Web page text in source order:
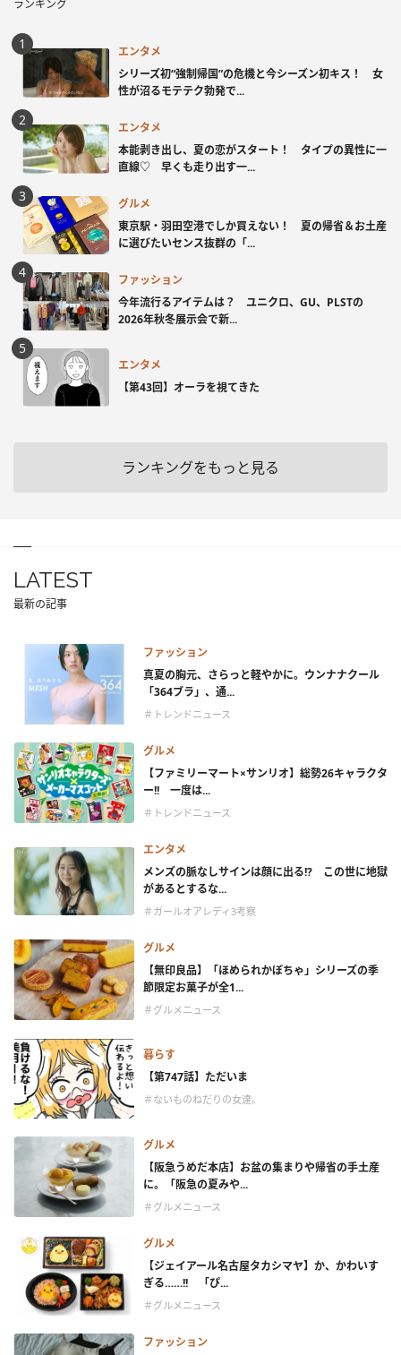
ランキング
エンタメ
シリーズ初“強制帰国”の危機と今シーズン初キス！ 女
性が沼るモテテク勃発で...
エンタメ
本能剥き出し、夏の恋がスタート！ タイプの異性に一
直線♡ 早くも走り出す一...
グルメ
東京駅・羽田空港でしか買えない！ 夏の帰省＆お土産
に選びたいセンス抜群の「...
ファッション
今年流行るアイテムは？ ユニクロ、GU、PLSTの
2026年秋冬展示会で新...
エンタメ
【第43回】オーラを視てきた
ランキングをもっと見る
LATEST
最新の記事
ファッション
真夏の胸元、さらっと軽やかに。ウンナナクール
「364ブラ」、通...
＃トレンドニュース
グルメ
【ファミリーマート×サンリオ】総勢26キャラクタ
ー!! 一度は...
＃トレンドニュース
エンタメ
メンズの脈なしサインは顔に出る!? この世に地獄
があるとするな...
＃ガールオアレディ3考察
グルメ
【無印良品】「ほめられかぼちゃ」シリーズの季
節限定お菓子が全1...
＃グルメニュース
暮らす
【第747話】ただいま
＃ないものねだりの女達。
グルメ
【阪急うめだ本店】お盆の集まりや帰省の手土産
に。「阪急の夏みや...
＃グルメニュース
グルメ
【ジェイアール名古屋タカシマヤ】か、かわいす
ぎる……!! 「ぴ...
＃グルメニュース
ファッション